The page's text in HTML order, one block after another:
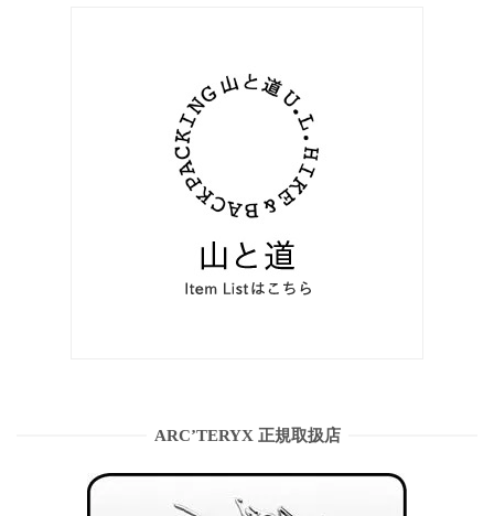
ARC’TERYX 正規取扱店